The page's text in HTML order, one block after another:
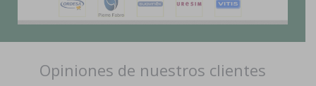
Opiniones de nuestros clientes